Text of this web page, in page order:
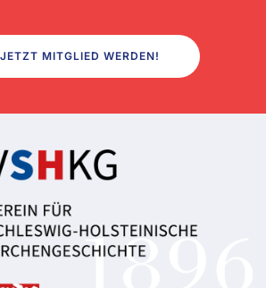
JETZT MITGLIED WERDEN!